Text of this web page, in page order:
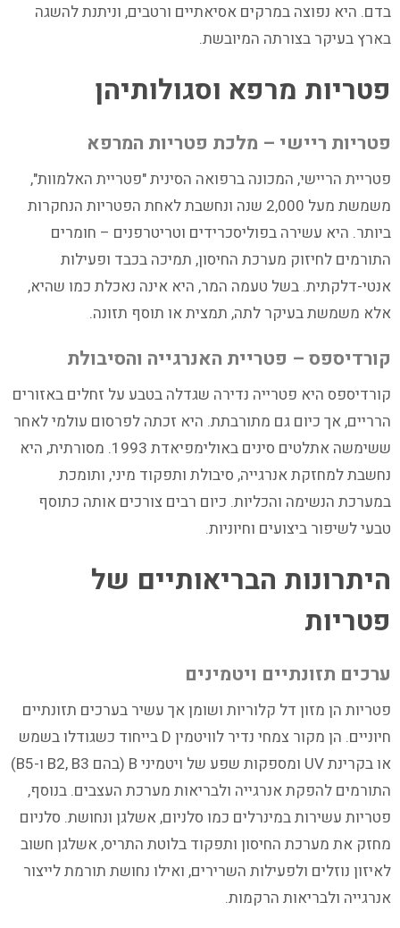
בדם. היא נפוצה במרקים אסיאתיים ורטבים, וניתנת להשגה
בארץ בעיקר בצורתה המיובשת.
פטריות מרפא וסגולותיהן
פטריות ריישי – מלכת פטריות המרפא
פטריית הריישי, המכונה ברפואה הסינית "פטריית האלמוות",
משמשת מעל 2,000 שנה ונחשבת לאחת הפטריות הנחקרות
ביותר. היא עשירה בפוליסכרידים וטריטרפנים – חומרים
התורמים לחיזוק מערכת החיסון, תמיכה בכבד ופעילות
אנטי-דלקתית. בשל טעמה המר, היא אינה נאכלת כמו שהיא,
אלא משמשת בעיקר לתה, תמצית או תוסף תזונה.
קורדיספס – פטריית האנרגייה והסיבולת
קורדיספס היא פטרייה נדירה שגדלה בטבע על זחלים באזורים
הרריים, אך כיום גם מתורבתת. היא זכתה לפרסום עולמי לאחר
ששימשה אתלטים סינים באולימפיאדת 1993. מסורתית, היא
נחשבת למחזקת אנרגייה, סיבולת ותפקוד מיני, ותומכת
במערכת הנשימה והכליות. כיום רבים צורכים אותה כתוסף
טבעי לשיפור ביצועים וחיוניות.
היתרונות הבריאותיים של
פטריות
ערכים תזונתיים ויטמינים
פטריות הן מזון דל קלוריות ושומן אך עשיר בערכים תזונתיים
חיוניים. הן מקור צמחי נדיר לוויטמין D בייחוד כשגודלו בשמש
או בקרינת UV ומספקות שפע של ויטמיני B (בהם B2, B3 ו-B5)
התורמים להפקת אנרגייה ולבריאות מערכת העצבים. בנוסף,
פטריות עשירות במינרלים כמו סלניום, אשלגן ונחושת. סלניום
מחזק את מערכת החיסון ותפקוד בלוטת התריס, אשלגן חשוב
לאיזון נוזלים ולפעילות השרירים, ואילו נחושת תורמת לייצור
אנרגייה ולבריאות הרקמות.